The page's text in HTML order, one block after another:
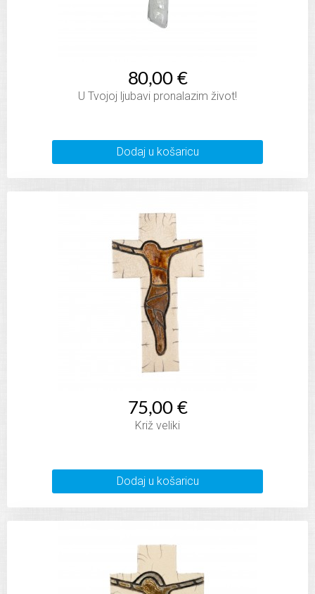
80,00 €
U Tvojoj ljubavi pronalazim život!
Dodaj u košaricu
75,00 €
Križ veliki
Dodaj u košaricu